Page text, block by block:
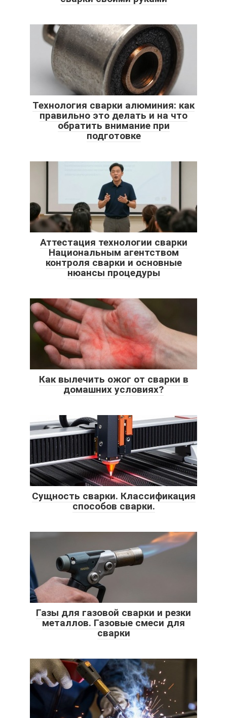
Технология сварки алюминия: как
правильно это делать и на что
обратить внимание при
подготовке
Аттестация технологии сварки
Национальным агентством
контроля сварки и основные
нюансы процедуры
Как вылечить ожог от сварки в
домашних условиях?
Сущность сварки. Классификация
способов сварки.
Газы для газовой сварки и резки
металлов. Газовые смеси для
сварки